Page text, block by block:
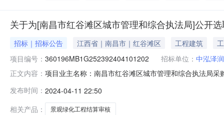
关于为[南昌市红谷滩区城市管理和综合执法局]公开
招标｜招标公告 江西省｜南昌市｜红谷滩区 工程建筑
项目编号： 360196MB1G252392404101202 招标单位： 中泓泽
正文内容： 项目业主名称：南昌市红谷滩区城市管理和综合执法局
算审核洽谈时间：3（个工作日）签订合同时间：15（个
司,江
发布时间： 2024-04-11 22:50
相关产品：
景观绿化工程结算审核